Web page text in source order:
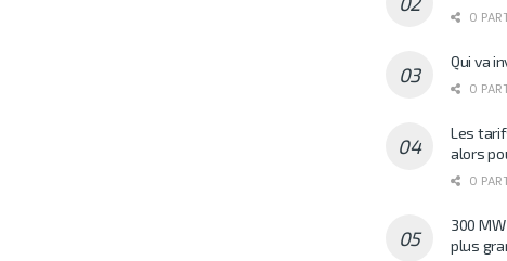
0
Qui va
0
Les
alors
0
300
plus